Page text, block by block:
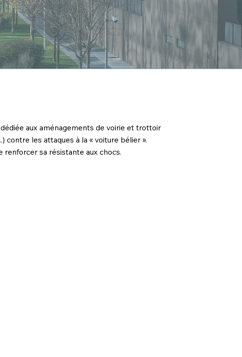
aux aménagements de voirie et trottoir
contre les attaques à la « voiture bélier ».
sa résistante aux chocs.